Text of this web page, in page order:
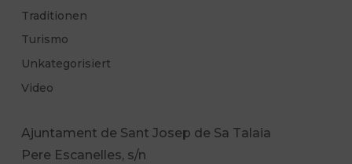
Traditionen
Turismo
Unkategorisiert
Video
Ajuntament de Sant Josep de Sa Talaia
Pere Escanelles, s/n